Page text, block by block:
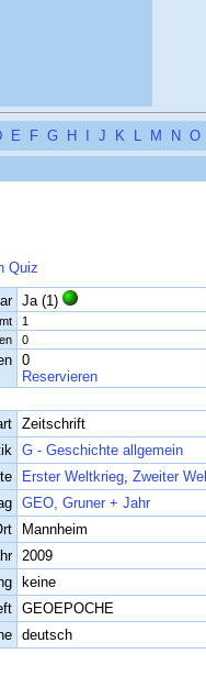
E F G H J K L M N O
Quiz
Ja (1)
1
0
0
Reservieren
Zeitschrift
G - Geschichte allgemein
Erster Weltkrieg, Zweiter
GEO, Gruner + Jahr
Mannheim
2009
keine
GEOEPOCHE
deutsch